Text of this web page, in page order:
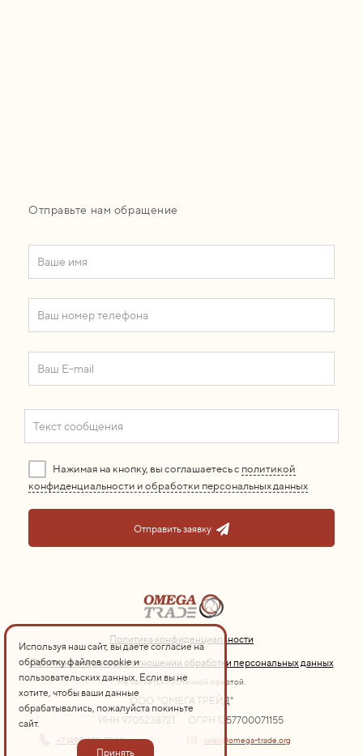
Отправьте нам обращение
Нажимая на кнопку, вы соглашаетесь с политикой
конфиденциальности и обработки персональных данных
Отправить заявку
Политика конфиденциальности
Политика оператора в отношении обработки персональных данных
Не является публичной офертой.
ООО "ОМЕГА ТРЕЙД"
ИНН 9705238721
ОГРН 1257700071155
+7 (495) 155-75-13
sales@omega-trade.org
Используя наш сайт, вы даете согласие на
обработку файлов cookie и
пользовательских данных. Если вы не
хотите, чтобы ваши данные
обрабатывались, пожалуйста покиньте
сайт.
Принять